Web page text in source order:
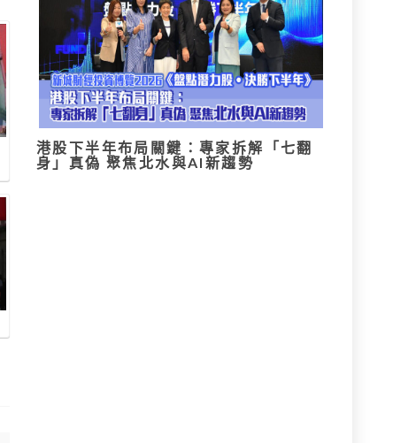
港股下半年布局關鍵：專家拆解「七翻
身」真偽 聚焦北水與AI新趨勢